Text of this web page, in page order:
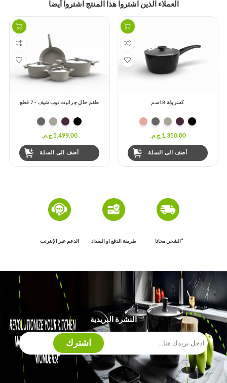
العملاء الذين اشتروا هذا المنتج اشتروا أيضا
طقم حلل جرانيت توب شيف - 7 قطع
5,499.00 ج.م.‏
أضف الى السلة
صحن بيض تركي 20سم
1,150.00 ج.م.‏
أضف الى السلة
ًالشحن مجانا طريقة الدفع او السداد الدعم عبر الإنترنت
النشرة البريدية
اشترك